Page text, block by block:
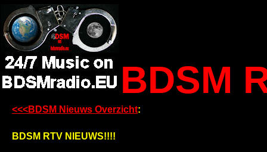
BDSM
<<<BDSM Nieuws Overzicht:
BDSM RTV NIEUWS!!!!